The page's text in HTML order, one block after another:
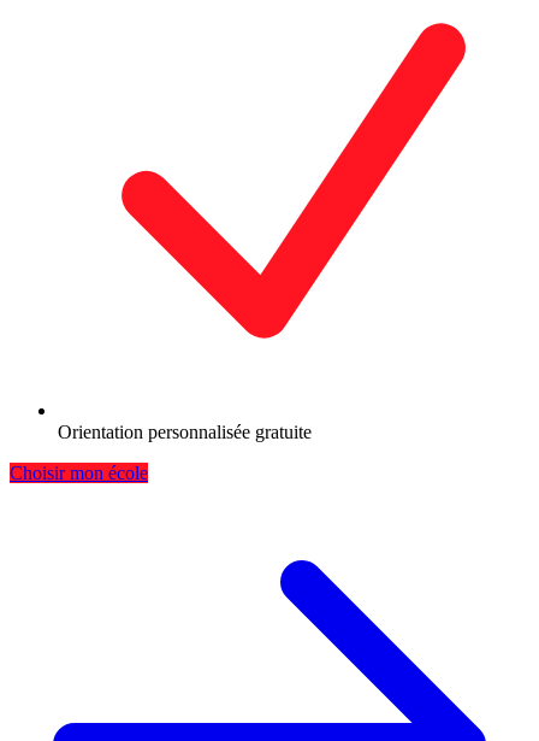
Orientation personnalisée gratuite
Choisir mon école